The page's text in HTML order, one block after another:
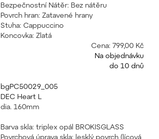
Bezpečnostní Nátěr: Bez nátěru
Povrch hran: Zatavené hrany
Stuha: Cappuccino
Koncovka: Zlatá
Cena: 799,00 Kč
Na objednávku
do 10 dnů
bgPC50029_005
DEC Heart L
dia. 160mm
Barva skla: triplex opál BROKISGLASS
Povrchová úprava skla: lesklý povrch (lícová